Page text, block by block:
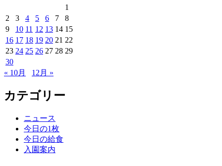
1
2
3 4 5 6 7
8
9
10 11 12 13 14 15
16 17 18 19 20 21 22
23 24 25 26 27 28 29
30
« 10月
12月 »
カテゴリー
ニュース
今日の1枚
今日の給食
入園案内